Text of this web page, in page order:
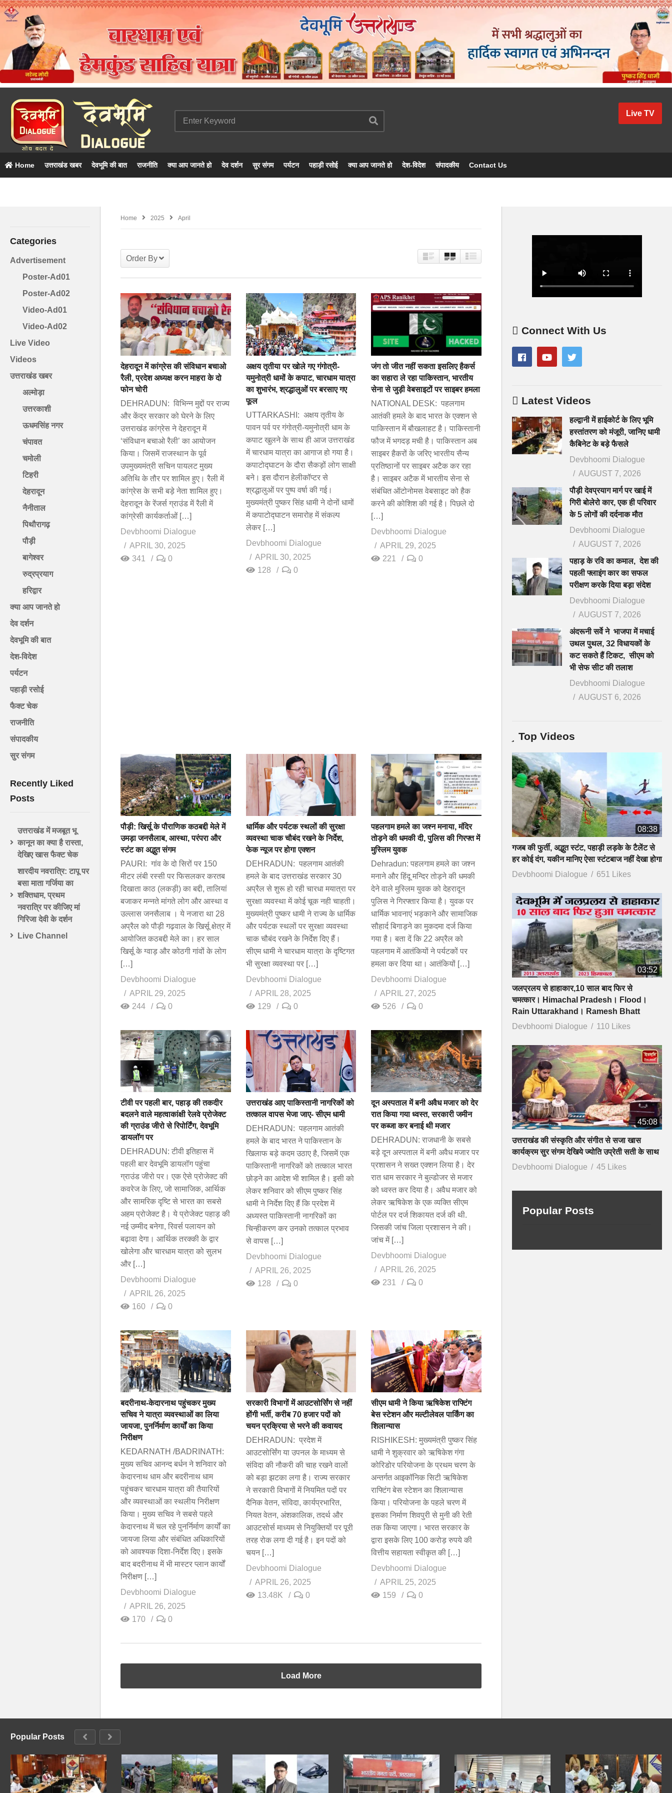
Live TV
Home उत्तराखंड खबर देवभूमि की बात राजनीति क्या आप जानते हो देव दर्शन सुर संगम पर्यटन पहाड़ी रसोई क्या आप जानते हो देश-विदेश संपादकीय Contact Us
Categories
Advertisement
Poster-Ad01
Poster-Ad02
Video-Ad01
Video-Ad02
Live Video
Videos
उत्तराखंड खबर
अल्मोड़ा
उत्तरकाशी
ऊधमसिंह नगर
चंपावत
चमोली
टिहरी
देहरादून
नैनीताल
पिथौरागढ़
पौड़ी
बागेश्वर
रुद्रप्रयाग
हरिद्वार
क्या आप जानते हो
देव दर्शन
देवभूमि की बात
देश-विदेश
पर्यटन
पहाड़ी रसोई
फैक्ट चेक
राजनीति
संपादकीय
सुर संगम
Recently Liked
Posts
उत्तराखंड में मजबूत भू
कानून का क्या है रास्ता,
देखिए खास फैक्ट चेक
शारदीय नवरात्रि: टापू पर
बसा माता गर्जिया का
शक्तिधाम, प्रथम
नवरात्रि पर कीजिए मां
गिरिजा देवी के दर्शन
Live Channel
Home 2025 April
Order By
देहरादून में कांग्रेस की संविधान बचाओ
रैली, प्रदेश अध्यक्ष करन माहरा के दो
फोन चोरी
DEHRADUN: विभिन्न मुद्दों पर राज्य
और केंद्र सरकार को घेरने के लिए
उत्तराखंड कांग्रेस ने देहरादून में
‘संविधान बचाओ रैली’ का आयोजन
किया। जिसमें राजस्थान के पूर्व
उपमुख्यमंत्री सचिन पायलट मुख्य
अतिथि के तौर पर शामिल हुए। रैली में
कांग्रेस के सभी बड़े नेता शामिल हुए।
देहरादून के रेंजर्स ग्राउंड में रैली में
कांग्रेसी कार्यकर्ताओं […]
Devbhoomi Dialogue
APRIL 30, 2025
341
0
अक्षय तृतीया पर खोले गए गंगोत्री-
यमुनोत्री धामों के कपाट, चारधाम यात्रा
का शुभारंभ, श्रद्धालुओं पर बरसाए गए
फूल
UTTARKASHI: अक्षय तृतीय के
पावन पर्व पर गंगोत्री-यमुनोत्री धाम के
कपाट खुलने के साथ ही आज उत्तराखंड
में चारधाम यात्रा का आगाज हो गया है।
कपाटोद्घाटन के दौरा सैकड़ों लोग साक्षी
बने। इस दौरान हेलीकॉप्टर से
श्रद्धालुओं पर पुष्प वर्षा की गई।
मुख्यमंत्री पुष्कर सिंह धामी ने दोनों धामों
में कपाटोद्घाटन समारोह में संकल्प
लेकर […]
Devbhoomi Dialogue
APRIL 30, 2025
128
0
जंग तो जीत नहीं सकता इसलिए हैकर्स
का सहारा ले रहा पाकिस्तान, भारतीय
सेना से जुड़ी वेबसाइटों पर साइबर हमला
NATIONAL DESK: पहलगाम
आतंकी हमले के बाद भारत के एक्शन से
पाकिस्तान में बौखलाहट है। पाकिस्तानी
फौज में भगदड़ मची है। पाकिस्तान अब
साइबर हैकरों के जरिए भारतीय सैन्य
प्रतिष्ठानों पर साइबर अटैक कर रहा
है। साइबर अटैक में भारतीय सेना से
संबंधित ऑटोनोमस वेबसाइट को हैक
करने की कोशिश की गई है। पिछले दो
[…]
Devbhoomi Dialogue
APRIL 29, 2025
221
0
पौड़ी: खिर्सू के पौराणिक कठबद्दी मेले में
उमड़ा जनसैलाब, आस्था, परंपरा और
स्टंट का अद्भुत संगम
PAURI: गांव के दो सिरों पर 150
मीटर लंबी रस्सी पर फिसलकर करतब
दिखाता काठ (लकड़ी) का बद्दी, तालियां
बजाकर मन्नते मांगते लोग और आस्था व
उल्लास जनसैलाब । ये नजारा था 28
अप्रैल को पौड़ी गढ़वाल के खिर्सू क्षेत्र में
आयोजित कठबद्दी मेले का। हर साल
खिर्सू के ग्वाड़ और कोठगी गांवों के लोग
[…]
Devbhoomi Dialogue
APRIL 29, 2025
244
0
धार्मिक और पर्यटक स्थलों की सुरक्षा
व्यवस्था चाक चौबंद रखने के निर्देश,
फेक न्यूज पर होगा एक्शन
DEHRADUN: पहलगाम आतंकी
हमले के बाद उत्तराखंड सरकार 30
अप्रैल से शुरू हो रही चारधा मयात्रा पर
सुरक्षा व्यवस्था में कोई चूक नही चाहती।
मुख्यमंत्री पुष्कर धामी ने राज्य के धार्मिक
और पर्यटक स्थलों पर सुरक्षा व्यवस्था
चाक चौबंद रखने के निर्देश दिए हैं।
सीएम धामी ने चारधाम यात्रा के दृष्टिगत
भी सुरक्षा व्यवस्था पर […]
Devbhoomi Dialogue
APRIL 28, 2025
129
0
पहलगाम हमले का जश्न मनाया, मंदिर
तोड़ने की धमकी दी, पुलिस की गिरफ्त में
मुस्लिम युवक
Dehradun: पहलगाम हमले का जश्न
मनाने और हिंदू मन्दिर तोड़ने की धमकी
देने वाले मुस्लिम युवक को देहरादून
पुलिस ने गिरफ्तार किया है। युवक पर
धार्मिक भावनाएं भड़काने और सामाजिक
सौहार्द बिगाड़ने का मुकदमा दर्ज किया
गया है। बता दें कि 22 अप्रैल को
पहलगाम में आतंकियों ने पर्यटकों पर
हमला कर दिया था। आतंकियों […]
Devbhoomi Dialogue
APRIL 27, 2025
526
0
टीवी पर पहली बार, पहाड़ की तकदीर
बदलने वाले महत्वाकांक्षी रेलवे प्रोजेक्ट
की ग्राउंड जीरो से रिपोर्टिंग, देवभूमि
डायलॉग पर
DEHRADUN: टीवी इतिहास में
पहली बार देवभूमि डायलॉग पहुंचा
ग्राउंड जीरो पर। एक ऐसे प्रोजेक्ट की
कवरेज के लिए, जो सामाजिक, आर्थिक
और सामरिक दृष्टि से भारत का सबसे
अहम प्रोजेक्ट है। ये प्रोजेक्ट पहाड़ की
नई उम्मीद बनेगा, रिवर्स पलायन को
बढ़ावा देगा। आर्थिक तरक्की के द्वार
खोलेगा और चारधाम यात्रा को सुलभ
और […]
Devbhoomi Dialogue
APRIL 26, 2025
160
0
उत्तराखंड आए पाकिस्तानी नागरिकों को
तत्काल वापस भेजा जाए- सीएम धामी
DEHRADUN: पहलगाम आतंकी
हमले के बाद भारत ने पाकिस्तान के
खिलाफ बड़े कदम उठाए है, जिसमें एक
पाकिस्तानी नागरिकों को तत्काल भारत
छोड़ने का आदेश भी शामिल है। इसी को
लेकर शनिवार को सीएम पुष्कर सिंह
धामी ने निर्देश दिए हैं कि प्रदेश में
अध्यस्त पाकिस्तानी नागरिकों का
चिन्हीकरण कर उनको तत्काल प्रभाव
से वापस […]
Devbhoomi Dialogue
APRIL 26, 2025
128
0
दून अस्पताल में बनी अवैध मजार को देर
रात किया गया ध्वस्त, सरकारी जमीन
पर कब्जा कर बनाई थी मजार
DEHRADUN: राजधानी के सबसे
बड़े दून अस्पताल में बनी अवैध मजार पर
प्रशासन ने सख्त एक्शन लिया है। देर
रात धाम सरकार ने बुल्डोजर से मजार
को ध्वस्त कर दिया है। अवैध मजार को
लेकर ऋषिकेश के एक व्यक्ति सीएम
पोर्टल पर दर्ज शिकायत दर्ज की थी.
जिसकी जांच जिला प्रशासन ने की।
जांच में […]
Devbhoomi Dialogue
APRIL 26, 2025
231
0
बदरीनाथ-केदारनाथ पहुंचकर मुख्य
सचिव ने यात्रा व्यवस्थाओं का लिया
जायजा, पुनर्निर्माण कार्यों का किया
निरीक्षण
KEDARNATH /BADRINATH:
मुख्य सचिव आनन्द बर्धन ने शनिवार को
केदारनाथ धाम और बदरीनाथ धाम
पहुंचकर चारधाम यात्रा की तैयारियों
और व्यवस्थाओं का स्थलीय निरीक्षण
किया। मुख्य सचिव ने सबसे पहले
केदारनाथ में चल रहे पुनर्निर्माण कार्यों का
जायजा लिया और संबंधित अधिकारियों
को आवश्यक दिशा-निर्देश दिए। इसके
बाद बदरीनाथ में भी मास्टर प्लान कार्यों
निरीक्षण […]
Devbhoomi Dialogue
APRIL 26, 2025
170
0
सरकारी विभागों में आउटसोर्सिंग से नहीं
होंगी भर्ती, करीब 70 हजार पदों को
चयन प्रक्रिया से भरने की कवायद
DEHRADUN: प्रदेश में
आउटसोर्सिंग या उपनल के माध्यम से
संविदा की नौकरी की चाह रखने वालों
को बड़ा झटका लगा है। राज्य सरकार
ने सरकारी विभागों में नियमित पदों पर
दैनिक वेतन, संविदा, कार्यप्रभारित,
नियत वेतन, अंशकालिक, तदर्थ और
आउटसोर्स माध्यम से नियुक्तियों पर पूरी
तरह रोक लगा दी गई है। इन पदों को
चयन […]
Devbhoomi Dialogue
APRIL 26, 2025
13.48K
0
सीएम धामी ने किया ऋषिकेश राफ्टिंग
बेस स्टेशन और मल्टीलेवल पार्किंग का
शिलान्यास
RISHIKESH: मुख्यमंत्री पुष्कर सिंह
धामी ने शुक्रवार को ऋषिकेश गंगा
कोरिडोर परियोजना के प्रथम चरण के
अन्तर्गत आइकॉनिक सिटी ऋषिकेश
राफ्टिंग बेस स्टेशन का शिलान्यास
किया। परियोजना के पहले चरण में
इसका निर्माण शिवपुरी से मुनी की रेती
तक किया जाएगा। भारत सरकार के
द्वारा इसके लिए 100 करोड़ रुपये की
वित्तीय सहायता स्वीकृत की […]
Devbhoomi Dialogue
APRIL 25, 2025
159
0
Load More
Connect With Us
Latest Videos
हल्द्वानी में हाईकोर्ट के लिए भूमि
हस्तांतरण को मंजूरी, जानिए धामी
कैबिनेट के बड़े फैसले
Devbhoomi Dialogue
AUGUST 7, 2026
पौड़ी देवप्रयाग मार्ग पर खाई में
गिरी बोलेरो कार, एक ही परिवार
के 5 लोगों की दर्दनाक मौत
Devbhoomi Dialogue
AUGUST 7, 2026
पहाड़ के रवि का कमाल, देश की
पहली फ्लाइंग कार का सफल
परीक्षण करके दिया बड़ा संदेश
Devbhoomi Dialogue
AUGUST 7, 2026
अंदरूनी सर्वे ने भाजपा में मचाई
उथल पुथल, 32 विधायकों के
कट सकते हैं टिकट, सीएम को
भी सेफ सीट की तलाश
Devbhoomi Dialogue
AUGUST 6, 2026
Top Videos
08:38
गजब की फुर्ती, अद्भुत स्टंट, पहाड़ी लड़के के टैलेंट से
हर कोई दंग, यकीन मानिए ऐसा स्टंटबाज नहीं देखा होगा
Devbhoomi Dialogue
651 Likes
03:52
जलप्रलय से हाहाकार,10 साल बाद फिर से
चमत्कार। Himachal Pradesh। Flood।
Rain Uttarakhand। Ramesh Bhatt
Devbhoomi Dialogue
110 Likes
45:08
उत्तराखंड की संस्कृति और संगीत से सजा खास
कार्यक्रम सुर संगम देखिये ज्योति उप्रेती सती के साथ
Devbhoomi Dialogue
45 Likes
Popular Posts
Popular Posts